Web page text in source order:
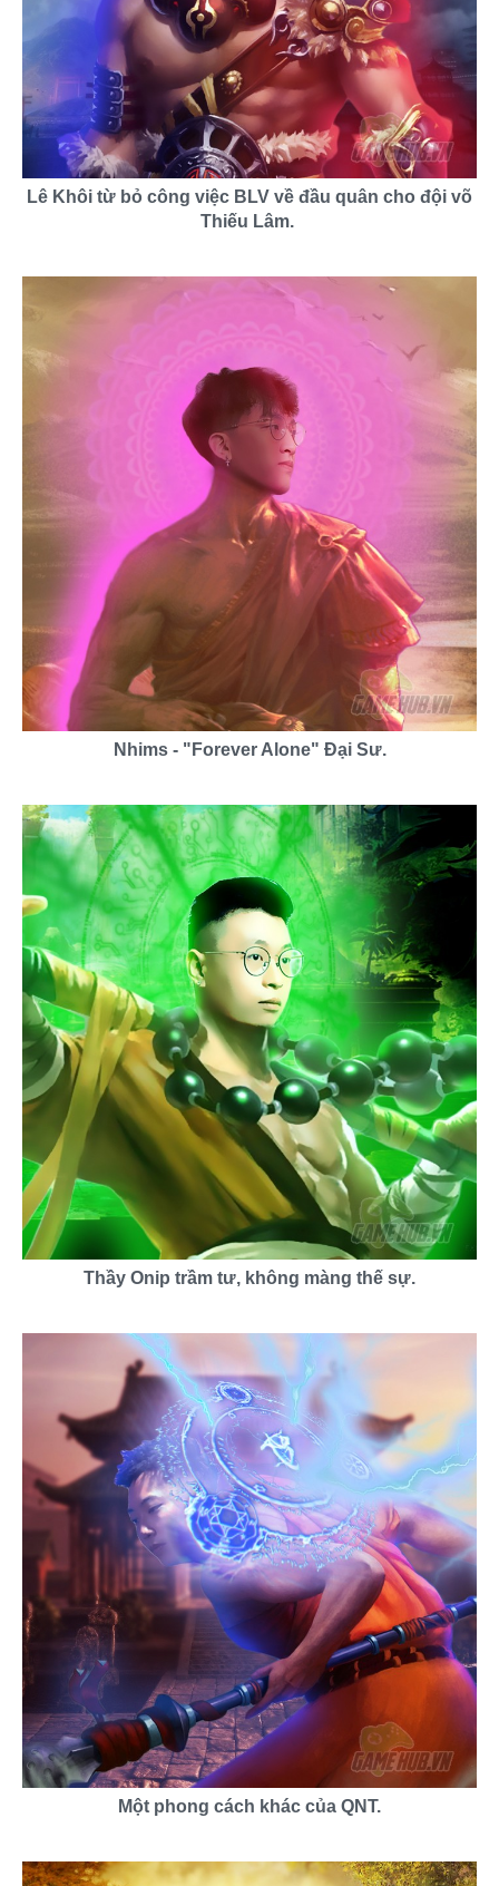
Lê Khôi từ bỏ công việc BLV về đầu quân cho đội võ
Thiếu Lâm.
Nhims - "Forever Alone" Đại Sư.
Thầy Onip trầm tư, không màng thế sự.
Một phong cách khác của QNT.